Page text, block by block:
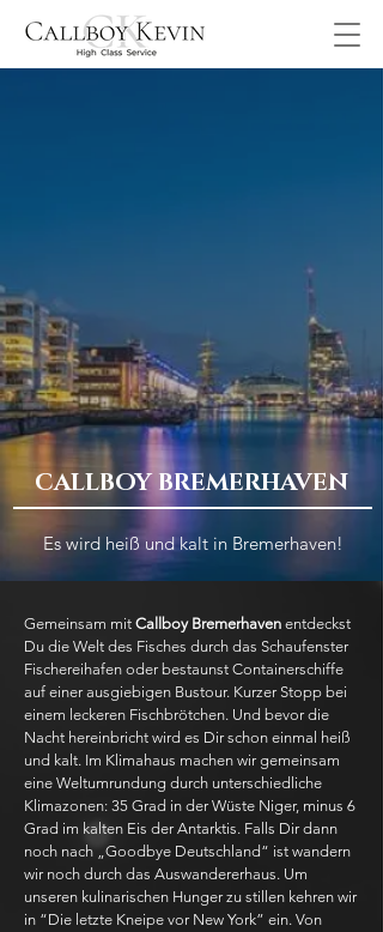
CALLBOY BREMERHAVEN
Es wird heiß und kalt in Bremerhaven!
Gemeinsam mit Callboy Bremerhaven entdeckst
Du die Welt des Fisches durch das Schaufenster
Fischereihafen oder bestaunst Containerschiffe
auf einer ausgiebigen Bustour. Kurzer Stopp bei
einem leckeren Fischbrötchen. Und bevor die
Nacht hereinbricht wird es Dir schon einmal heiß
und kalt. Im Klimahaus machen wir gemeinsam
eine Weltumrundung durch unterschiedliche
Klimazonen: 35 Grad in der Wüste Niger, minus 6
Grad im kalten Eis der Antarktis. Falls Dir dann
noch nach „Goodbye Deutschland“ ist wandern
wir noch durch das Auswandererhaus. Um
unseren kulinarischen Hunger zu stillen kehren wir
in “Die letzte Kneipe vor New York” ein. Von